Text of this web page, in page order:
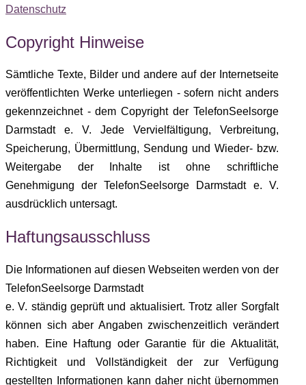
Datenschutz
Copyright Hinweise
Sämtliche Texte, Bilder und andere auf der Internetseite
veröffentlichten Werke unterliegen - sofern nicht anders
gekennzeichnet - dem Copyright der TelefonSeelsorge
Darmstadt e. V. Jede Vervielfältigung, Verbreitung,
Speicherung, Übermittlung, Sendung und Wieder- bzw.
Weitergabe der Inhalte ist ohne schriftliche
Genehmigung der TelefonSeelsorge Darmstadt e. V.
ausdrücklich untersagt.
Haftungsausschluss
Die Informationen auf diesen Webseiten werden von der
TelefonSeelsorge Darmstadt
e. V. ständig geprüft und aktualisiert. Trotz aller Sorgfalt
können sich aber Angaben zwischenzeitlich verändert
haben. Eine Haftung oder Garantie für die Aktualität,
Richtigkeit und Vollständigkeit der zur Verfügung
gestellten Informationen kann daher nicht übernommen